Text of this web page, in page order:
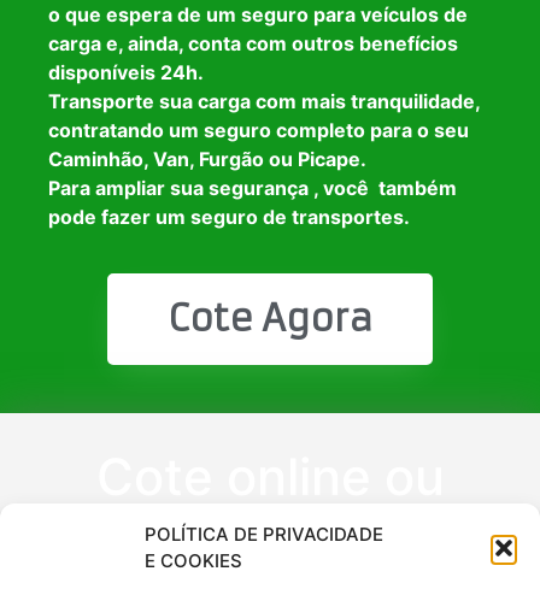
POLÍTICA DE PRIVACIDADE
E COOKIES
o que espera de um seguro para veículos de
carga e, ainda, conta com outros benefícios
disponíveis 24h.
Transporte sua carga com mais tranquilidade,
contratando um seguro completo para o seu
Caminhão, Van, Furgão ou Picape.
Para ampliar sua segurança , você também
pode fazer um seguro de transportes.
Cote Agora
peça via